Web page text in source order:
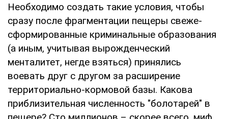
Необходимо создать такие условия, чтобы
сразу после фрагментации пещеры свеже-
сформированные криминальные образования
(а иным, учитывая вырожденческий
менталитет, негде взяться) принялись
воевать друг с другом за расширение
территориально-кормовой базы. Какова
приблизительная численность "болотарей" в